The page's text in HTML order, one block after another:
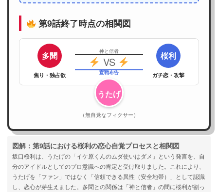
第9話終了時点の相関図
多聞
焦り・独占欲
神と信者
VS
宣戦布告
桜利
ガチ恋・攻撃
うたげ
（無自覚なフィクサー）
図解：第9話における桜利の恋心自覚プロセスと相関図
坂口桜利は、うたげの「イケ原くんのムダ使いはダメ」という発言を、自
分のアイドルとしてのプロ意識への肯定と受け取りました。これにより、
うたげを「ファン」ではなく「信頼できる異性（安全地帯）」として認識
し、恋心が芽生えました。多聞との関係は「神と信者」の間に桜利が割っ